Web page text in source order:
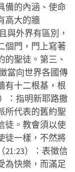
備的內涵、使命
高大的牆
與外界有區別，
個門，門上寫著
的聖徒。第三、
當向世界各國傳
有十二根基，根
：指明新耶路撒
所代表的舊約聖
徒。教會須以使
徒一樣，不然將
21:23）：表徵信
為快樂，而滿足